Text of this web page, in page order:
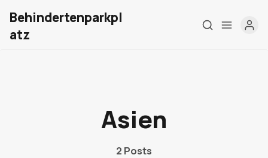
Über mich
Behindertenparkpl
atz
Asien
2 Posts